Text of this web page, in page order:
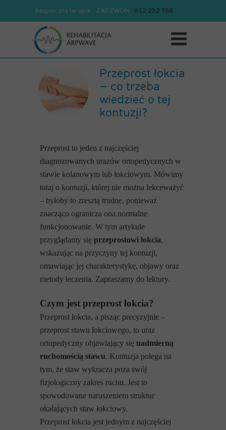
Bezpieczna terapia. ZADZWOŃ 512 232 756
REJESTRACJA 512 232 756
Przeprost łokcia
– co trzeba
wiedzieć o tej
kontuzji?
Przeprost to jeden z najczęściej
diagnozowanych urazów ortopedycznych w
stawie kolanowym lub łokciowym. Mówimy
tutaj o kontuzji, której nie można lekceważyć
– byłoby to zresztą trudne, ponieważ
znacząco ogranicza ona normalne
funkcjonowanie. W tym artykule
przyglądamy się przeprostowi łokcia,
wskazując na przyczyny tej kontuzji,
omawiając jej charakterystykę, objawy oraz
metody leczenia. Zapraszamy do lektury.
Czym jest przeprost łokcia?
Przeprost łokcia, a pisząc precyzyjnie –
przeprost stawu łokciowego, to uraz
ortopedyczny objawiający się nadmierną
ruchomością stawu. Kontuzja polega na
tym, że staw wykracza poza swój
fizjologiczny zakres ruchu. Jest to
spowodowane naruszeniem struktur
okalających staw łokciowy.
Przeprost łokcia jest jednym z najczęściej